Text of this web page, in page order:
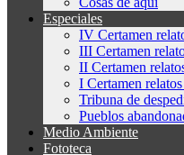
Especiales
IV Certamen
III Certamen
II Certamen
I Certamen
Tribuna de
Pueblos
Medio Ambiente
Fototeca